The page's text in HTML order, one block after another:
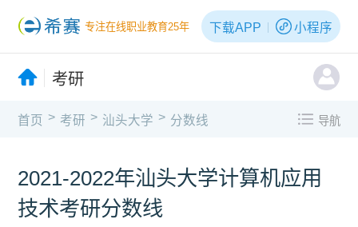
专注在线职业教育25年 下载APP 小程序
考研
首页 > 考研 > 汕头大学 > 分数线 导航
2021-2022年汕头大学计算机应用
技术考研分数线